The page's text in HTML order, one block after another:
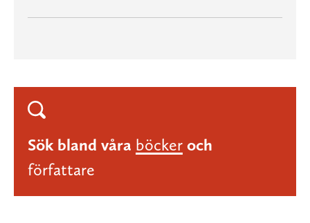
Sök bland våra böcker och
författare